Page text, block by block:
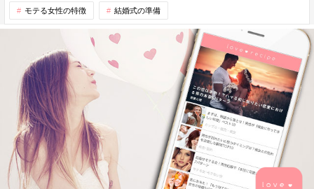
モテる女性の特徴 結婚式の準備